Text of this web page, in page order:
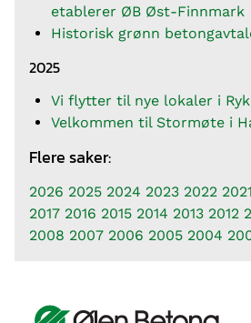
etablerer ØB Øst-Finnmark
Historisk grønn
2025
Vi flytter til nye lokaler i
Velkommen til Stormøte i
Flere saker:
2026 2025 2024 2023 2022 2021
2017 2016 2015 2014 2013 2012
2008 2007 2006 2005 2004